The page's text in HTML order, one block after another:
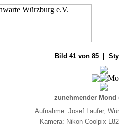
Bild 41 von 85 |
zunehmender Mond
Aufnahme: Josef Laufer,
Kamera: Nikon Coolpix